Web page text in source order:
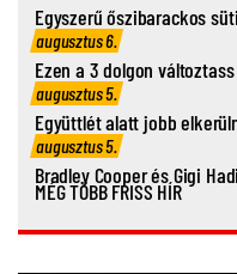
Egyszerű őszibarackos
augusztus 6.
Ezen a 3 dolgon
augusztus 5.
Együttlét alatt jobb
augusztus 5.
Bradley Cooper és Gigi
MÉG TÖBB FRISS HÍR